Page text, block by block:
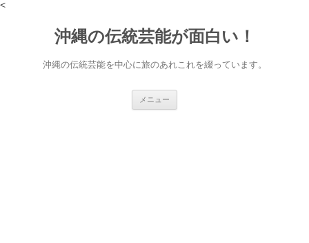
<
沖縄の伝統芸能が面白い！
沖縄の伝統芸能を中心に旅のあれこれを綴っています。
メニュー